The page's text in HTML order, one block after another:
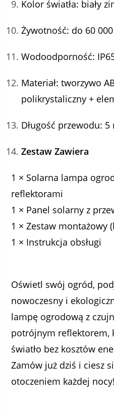
Kolor światła: biały
Żywotność: do 60
Wodoodporność:
Materiał: tworzywo
polikrystaliczny +
Długość przewodu:
Zestaw Zawiera
1 × Solarna lampa
reflektorami
1 × Panel solarny z
1 × Zestaw montażowy
1 × Instrukcja obsługi
Oświetl swój ogród,
nowoczesny i
lampę ogrodową z
potrójnym reflektorem,
światło bez kosztów
Zamów już dziś i ciesz
otoczeniem każdej nocy!